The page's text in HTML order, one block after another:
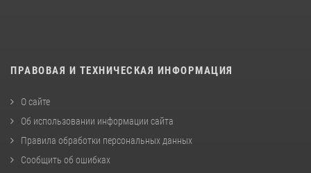
ПРАВОВАЯ И ТЕХНИЧЕСКАЯ ИНФОРМАЦИЯ
О сайте
Об использовании информации сайта
Правила обработки персональных данных
Сообщить об ошибках